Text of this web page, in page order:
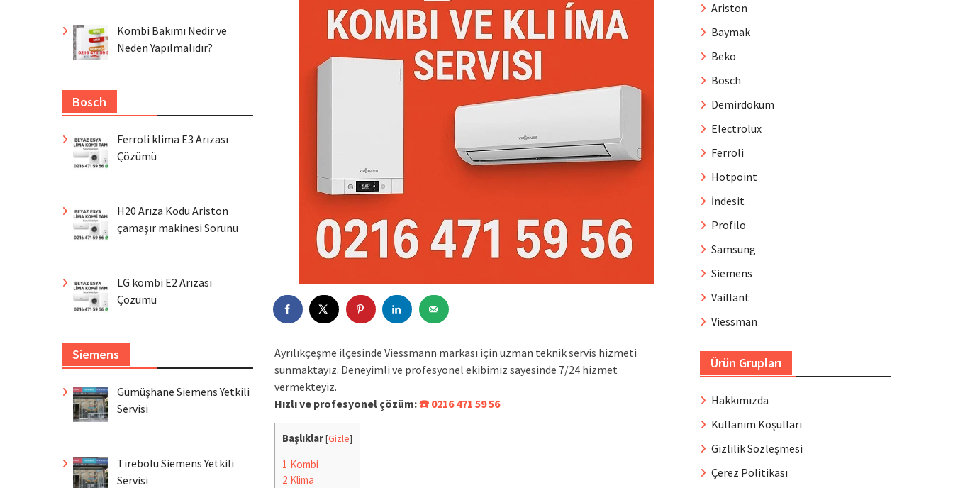
Ayrılıkçeşme ilçesinde Viessmann markası için uzman teknik servis hizmeti
sunmaktayız. Deneyimli ve profesyonel ekibimiz sayesinde 7/24 hizmet
vermekteyiz.
Hızlı ve profesyonel çözüm:☎️ 0216 471 59 56
Başlıklar[Gizle]
1 Kombi
2 Klima
Ariston
Baymak
Beko
Bosch
Demirdöküm
Electrolux
Ferroli
Hotpoint
İndesit
Profilo
Samsung
Siemens
Vaillant
Viessman
Ürün Grupları
Hakkımızda
Kullanım Koşulları
Gizlilik Sözleşmesi
Çerez Politikası
Kombi Bakımı Nedir ve
Neden Yapılmalıdır?
Bosch
Ferroli klima E3 Arızası
Çözümü
H20 Arıza Kodu Ariston
çamaşır makinesi Sorunu
LG kombi E2 Arızası
Çözümü
Siemens
Gümüşhane Siemens Yetkili
Servisi
Tirebolu Siemens Yetkili
Servisi